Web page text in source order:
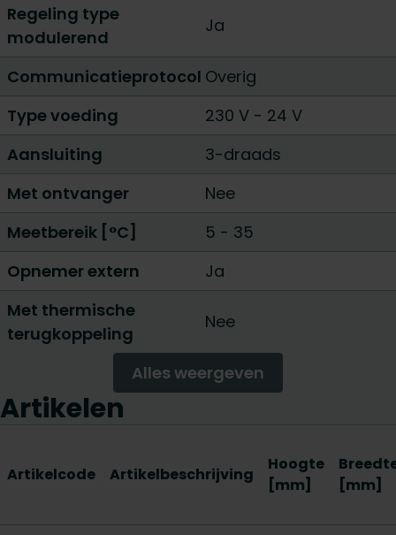
Regeling type
modulerend
Ja
Communicatieprotocol Overig
Type voeding
230 V - 24 V
Aansluiting
3-draads
Met ontvanger
Nee
Meetbereik [°C]
5 - 35
Opnemer extern
Ja
Met thermische
terugkoppeling
Nee
Alles weergeven
Artikelen
Artikelcode Artikelbeschrijving
Hoogte
[mm]
[mm]